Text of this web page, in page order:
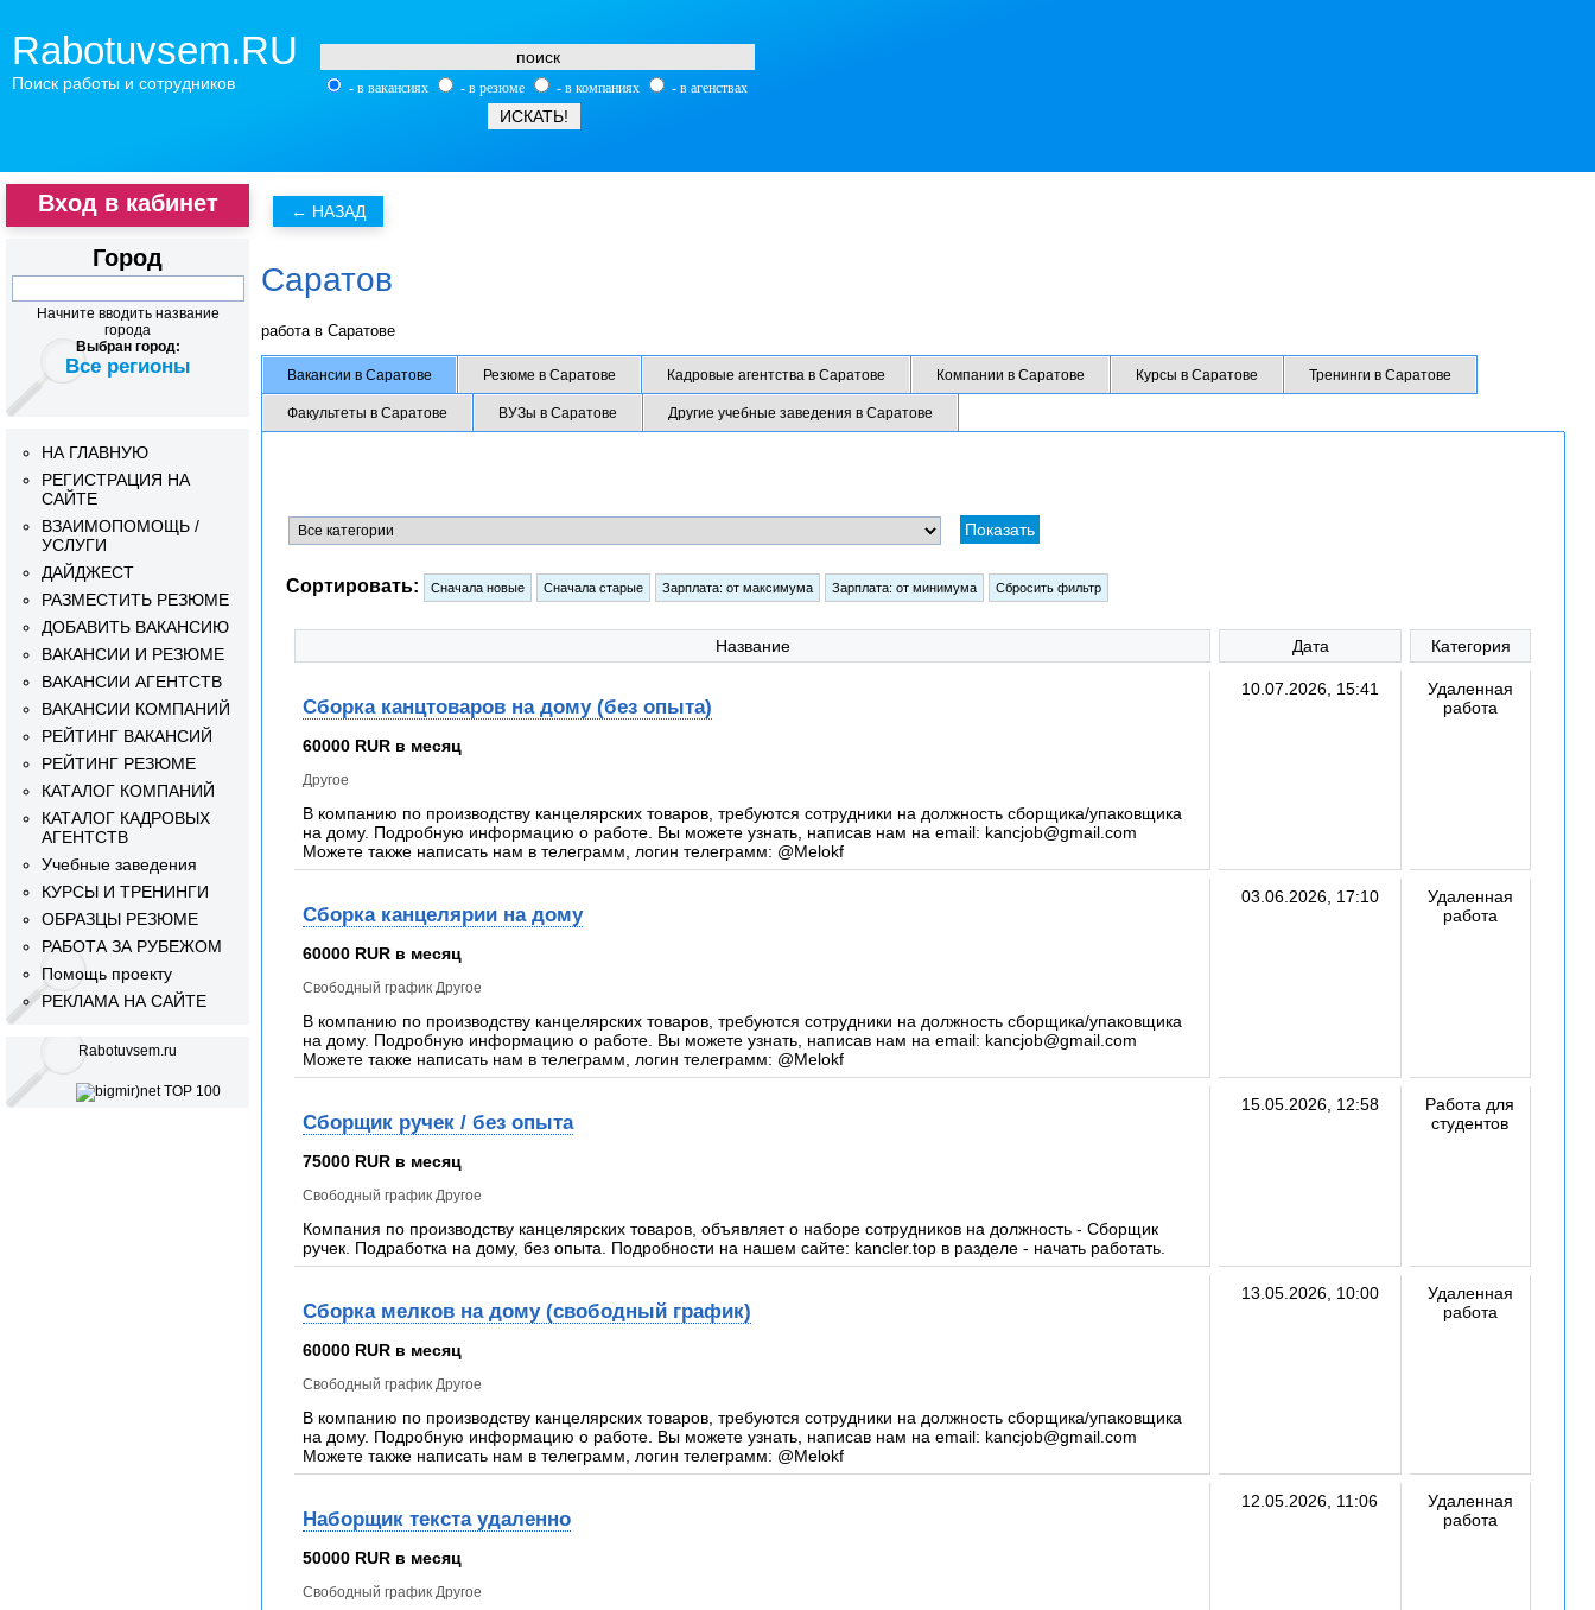
Rabotuvsem.RU
Поиск работы и сотрудников - в вакансиях - в резюме - в компаниях - в агенствах
Саратов
работа в Саратове
Вакансии в Саратове Резюме в Саратове Кадровые агентства в Саратове Компании в Саратове Курсы в Саратове Тренинги в Саратове
Факультеты в Саратове ВУЗы в Саратове Другие учебные заведения в Саратове
Сортировать:
Название Дата Категория
Сборка канцтоваров на дому (без опыта)
60000 RUR в месяц
Другое
В компанию по производству канцелярских товаров, требуются сотрудники на должность сборщика/упаковщика
на дому. Подробную информацию о работе. Вы можете узнать, написав нам на email: kancjob@gmail.com
Можете также написать нам в телеграмм, логин телеграмм: @Melokf
10.07.2026, 15:41
Удаленная
работа
Сборка канцелярии на дому
60000 RUR в месяц
Свободный график Другое
В компанию по производству канцелярских товаров, требуются сотрудники на должность сборщика/упаковщика
на дому. Подробную информацию о работе. Вы можете узнать, написав нам на email: kancjob@gmail.com
Можете также написать нам в телеграмм, логин телеграмм: @Melokf
03.06.2026, 17:10
Удаленная
работа
Сборщик ручек / без опыта
75000 RUR в месяц
Свободный график Другое
Компания по производству канцелярских товаров, объявляет о наборе сотрудников на должность - Сборщик
ручек. Подработка на дому, без опыта. Подробности на нашем сайте: kancler.top в разделе - начать работать.
15.05.2026, 12:58
Работа для
студентов
Сборка мелков на дому (свободный график)
60000 RUR в месяц
Свободный график Другое
В компанию по производству канцелярских товаров, требуются сотрудники на должность сборщика/упаковщика
на дому. Подробную информацию о работе. Вы можете узнать, написав нам на email: kancjob@gmail.com
Можете также написать нам в телеграмм, логин телеграмм: @Melokf
13.05.2026, 10:00
Удаленная
работа
Наборщик текста удаленно
50000 RUR в месяц
Свободный график Другое
12.05.2026, 11:06
Удаленная
работа
Вход в кабинет
Город
Начните вводить название
города
Выбран город:
Все регионы
НА ГЛАВНУЮ
РЕГИСТРАЦИЯ НА
САЙТЕ
ВЗАИМОПОМОЩЬ /
УСЛУГИ
ДАЙДЖЕСТ
РАЗМЕСТИТЬ РЕЗЮМЕ
ДОБАВИТЬ ВАКАНСИЮ
ВАКАНСИИ И РЕЗЮМЕ
ВАКАНСИИ АГЕНТСТВ
ВАКАНСИИ КОМПАНИЙ
РЕЙТИНГ ВАКАНСИЙ
РЕЙТИНГ РЕЗЮМЕ
КАТАЛОГ КОМПАНИЙ
КАТАЛОГ КАДРОВЫХ
АГЕНТСТВ
Учебные заведения
КУРСЫ И ТРЕНИНГИ
ОБРАЗЦЫ РЕЗЮМЕ
РАБОТА ЗА РУБЕЖОМ
Помощь проекту
РЕКЛАМА НА САЙТЕ
Rabotuvsem.ru